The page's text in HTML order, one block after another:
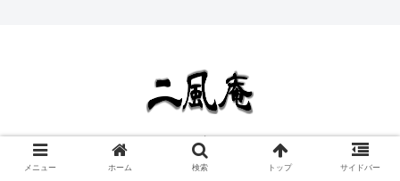
Copyright © 2020 二風庵 All Rights Reserved.
メニュー ホーム 検索 トップ サイドバー